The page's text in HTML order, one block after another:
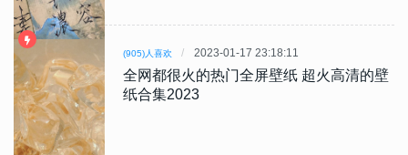
(905)人喜欢 2023-01-17 23:18:11
全网都很火的热门全屏壁纸 超火高清的壁
纸合集2023